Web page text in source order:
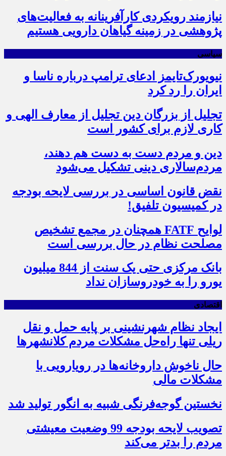
نیازمند رویکردی کارآفرینانه به فعالیت‌های
پژوهشی در زمینه گیاهان دارویی هستیم
سیاسی
نیویورک‌تایمز ادعای ترامپ درباره ناسا و
ایران را رد کرد
تجلیل از بزرگان دین تجلیل از معارف الهی و
کاری لازم برای کشور است
دین و مردم دست به‌ دست هم دهند،
مردم‌سالاری دینی تشکیل می‌شود
نقض قانون اساسی در بررسی لایحه بودجه
در کمیسیون تلفیق!
لوایح FATF همچنان در مجمع تشخیص
مصلحت نظام در حال بررسی است
بانک مرکزی حتی یک سنت از 844 میلیون
یورو را به خودروسازان نداد
اقتصادی
ایجاد نظام شهرنشینی بر پایه حمل و نقل
ریلی تنها راه‌حل مشکلات مردم کلانشهرها
حال ناخوش داروخانه‌ها در رویارویی با
مشکلات مالی
نخستین گوجه‌فرنگی شبیه به انگور تولید شد
تصویب لایحه بودجه 99 وضعیت معیشتی
مردم را بدتر می‌کند